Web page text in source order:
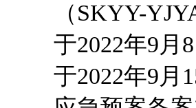
（SKYY-
于2022年9月
于2022年9月